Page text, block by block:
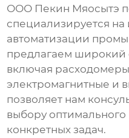
ООО Пекин Мяосытэ
специализируется
автоматизации
предлагаем широкий
включая
электромагнитные и
позволяет нам
выбору
конкретных задач.